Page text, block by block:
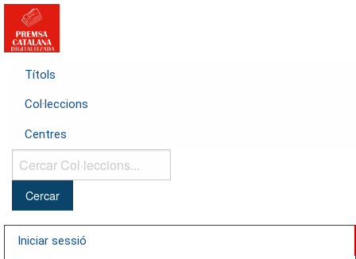
Títols
Col·leccions
Centres
Cercar
Col·leccions...
Iniciar sessió